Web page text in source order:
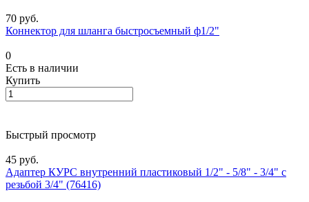
70 руб.
Коннектор для шланга быстросъемный ф1/2"
0
Есть в наличии
Купить
Быстрый просмотр
45 руб.
Адаптер КУРС внутренний пластиковый 1/2" - 5/8" - 3/4" с
резьбой 3/4" (76416)